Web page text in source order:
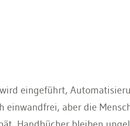
eingeführt,
aber die